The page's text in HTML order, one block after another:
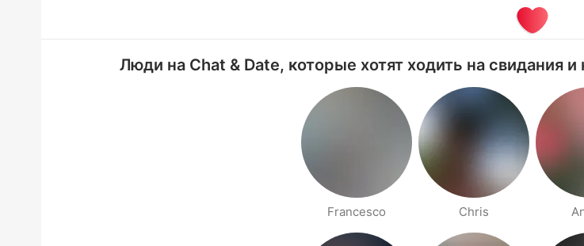
Люди на Chat & Date, которые хотят ходить на свидания
Francesco Chris